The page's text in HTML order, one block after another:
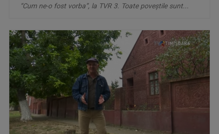
“Cum ne-o fost vorba”, la TVR 3. Toate poveștile sunt...